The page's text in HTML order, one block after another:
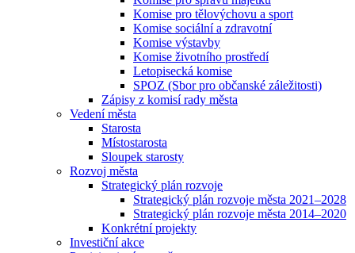
Komise pro tělovýchovu a sport
Komise sociální a zdravotní
Komise výstavby
Komise životního prostředí
Letopisecká komise
SPOZ (Sbor pro občanské záležitosti)
Zápisy z komisí rady města
Vedení města
Starosta
Místostarosta
Sloupek starosty
Rozvoj města
Strategický plán rozvoje
Strategický plán rozvoje města 2021–2028
Strategický plán rozvoje města 2014–2020
Konkrétní projekty
Investiční akce